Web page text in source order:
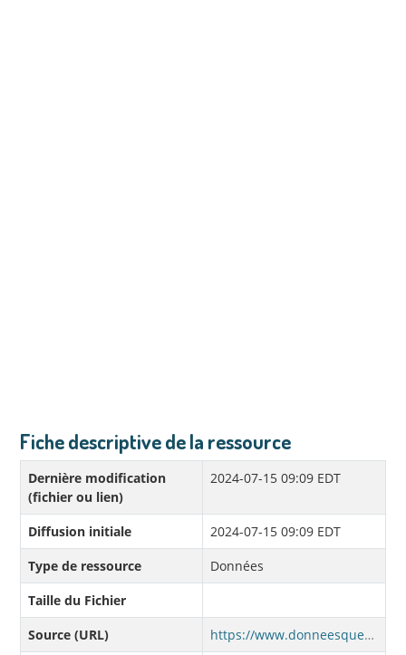
Fiche descriptive de la ressource
Dernière modification
(fichier ou lien)
2024-07-15 09:09 EDT
Diffusion initiale
2024-07-15 09:09 EDT
Type de ressource
Données
Taille du Fichier
Source (URL)
https://www.donneesquebec.ca/recherche/dataset/1bb9277c-2a31-42ee-8625-2b68d4283026/resource/8942d155-8f8f-40b9-899d-e716c5fdb761/download/afdr-adultes-202405.csv